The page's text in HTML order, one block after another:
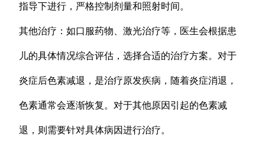
指导下进行，严格控制剂量和照射时间。
其他治疗：如口服药物、激光治疗等，医生会根据患
儿的具体情况综合评估，选择合适的治疗方案。对于
炎症后色素减退，是治疗原发疾病，随着炎症消退，
色素通常会逐渐恢复。对于其他原因引起的色素减
退，则需要针对具体病因进行治疗。